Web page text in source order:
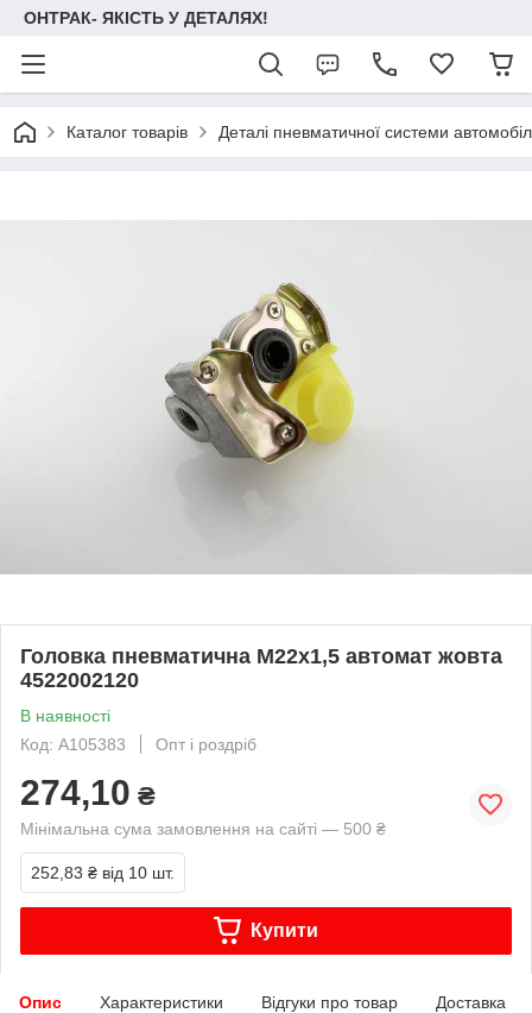
ОНТРАК- ЯКІСТЬ У ДЕТАЛЯХ!
Каталог товарів Деталі пневматичної системи
Головка пневматична M22x1,5 автомат жовта
4522002120
В наявності
Код: A105383
Опт і роздріб
274,10 ₴
Мінімальна сума замовлення на сайті — 500 ₴
252,83 ₴ від 10 шт.
Купити
Опис Характеристики Відгуки про товар Доставка